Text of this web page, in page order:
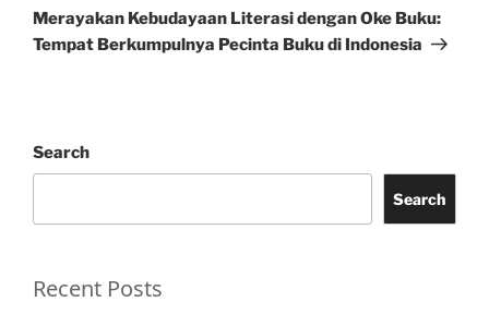
Post
Merayakan Kebudayaan Literasi dengan Oke Buku:
Tempat Berkumpulnya Pecinta Buku di Indonesia
Search
Search
Recent Posts